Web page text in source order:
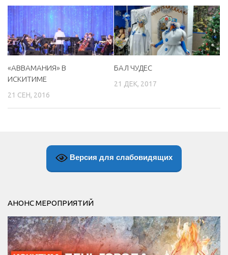
Контакты
«ABBAМАНИЯ» В
ИСКИТИМЕ
21 СЕН, 2016
БАЛ ЧУДЕС
21 ДЕК, 2017
Версия для слабовидящих
АНОНС МЕРОПРИЯТИЙ